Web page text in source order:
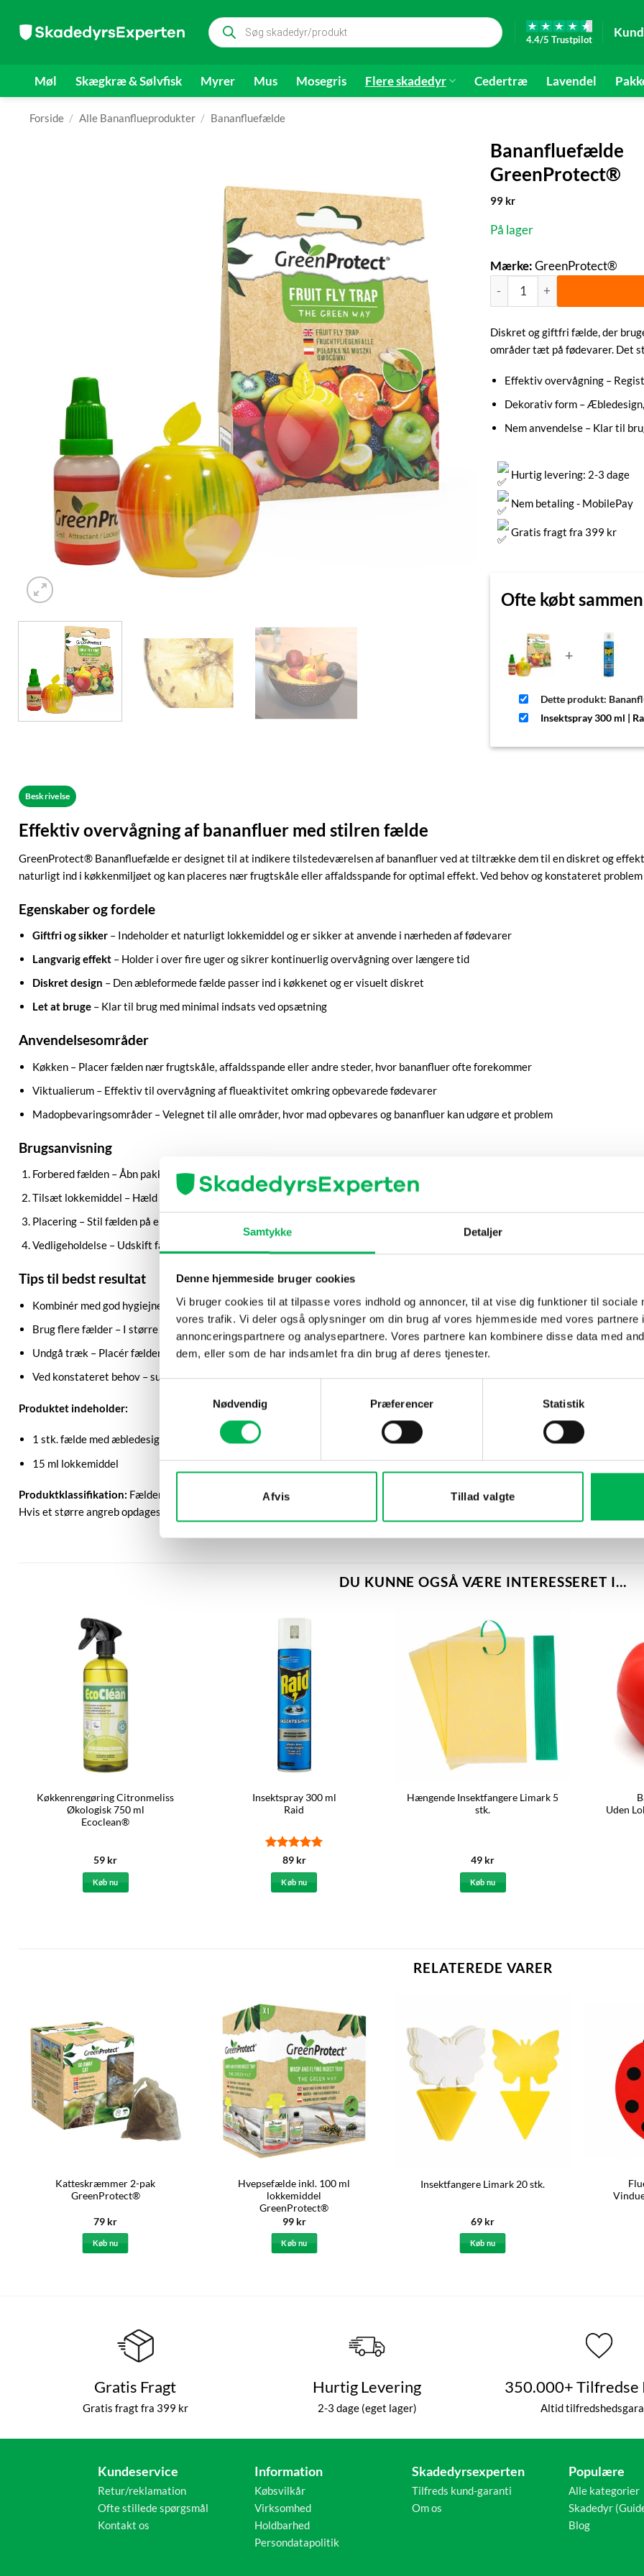
Samtykke Detaljer
Denne hjemmeside bruger cookies
Vi bruger cookies til at tilpasse vores indhold og annoncer, til at vise dig funktioner til sociale
vores trafik. Vi deler også oplysninger om din brug af vores hjemmeside med vores partnere
annonceringspartnere og analysepartnere. Vores partnere kan kombinere disse data med
dem, eller som de har indsamlet fra din brug af deres tjenester.
Nødvendig
Præferencer Statistik
Afvis Tillad valgte
indhold
Products
search
4.4/5 Trustpilot
Møl Skægkræ & Sølvfisk Myrer Mus Mosegris Flere skadedyr Cedertræ Lavendel
Forside / Alle Bananflueprodukter / Bananfluefælde
Bananfluefælde
GreenProtect®
99 kr
På lager
Mærke:GreenProtect®
Bananfluefælde |
Diskret og giftfri fælde, der
områder tæt på fødevarer. Det
Effektiv overvågning –
Dekorativ form –
Nem anvendelse – Klar til
Hurtig levering: 2-3 dage
Nem betaling - MobilePay
Gratis fragt fra 399 kr
Ofte købt
+
Dette produkt:
Insektspray 300 ml |
Beskrivelse
Effektiv overvågning af bananfluer med stilren fælde
GreenProtect® Bananfluefælde er designet til at indikere tilstedeværelsen af bananfluer ved at tiltrække dem til en diskret og
naturligt ind i køkkenmiljøet og kan placeres nær frugtskåle eller affaldsspande for optimal effekt. Ved behov og konstateret
Egenskaber og fordele
Giftfri og sikker – Indeholder et naturligt lokkemiddel og er sikker at anvende i nærheden af fødevarer
Langvarig effekt – Holder i over fire uger og sikrer kontinuerlig overvågning over længere tid
Diskret design – Den æbleformede fælde passer ind i køkkenet og er visuelt diskret
Let at bruge – Klar til brug med minimal indsats ved opsætning
Anvendelsesområder
Køkken – Placer fælden nær frugtskåle, affaldsspande eller andre steder, hvor bananfluer ofte forekommer
Viktualierum – Effektiv til overvågning af flueaktivitet omkring opbevarede fødevarer
Madopbevaringsområder – Velegnet til alle områder, hvor mad opbevares og bananfluer kan udgøre et problem
Brugsanvisning
Forbered fælden – Åbn pakken og tag fælden ud
Tilsæt lokkemiddel – Hæld det medfølgende lokkemiddel i som anvist
Placering – Stil fælden på en plan overflade tæt på steder, hvor bananfluer er blevet observeret
Vedligeholdelse – Udskift fælden efter ca. fire uger eller når den er fuld, for at opretholde effektiv overvågning
Tips til bedst resultat
Kombinér med god hygiejne – Hold køkkenet rent og fjern overmoden frugt for at mindske tiltrækningen
Brug flere fælder – I større områder kan flere fælder øge effektiviteten
Undgå træk – Placér fælden i områder uden kraftig luftcirkulation
Ved konstateret behov – suppler medRaid Insektsspray.
Produktet indeholder:
1 stk. fælde med æbledesign
15 ml lokkemiddel
Produktklassifikation: Fælden er specielt designet til effektivt at tiltrække skadedyr og hurtigt afsløre angreb. Mekanisk fælde
Hvis et større angreb opdages, og det ikke kan løses ved rengøring eller nedfrysning, kan bekæmpelsesmidler anvendes. Produktet
DU KUNNE OGSÅ VÆRE INTERESSERET I…
Køkkenrengøring Citronmeliss
Økologisk 750 ml
Ecoclean®
59 kr
Køb nu
Insektspray 300 ml
Raid
Vurderet
ud af 5
89 kr
Køb nu
Hængende Insektfangere Limark 5
stk.
49 kr
Køb nu
Uden
RELATEREDE VARER
Katteskræmmer 2-pak
GreenProtect®
79 kr
Køb nu
Hvepsefælde inkl. 100 ml
lokkemiddel
GreenProtect®
99 kr
Køb nu
Insektfangere Limark 20 stk.
69 kr
Køb nu
Gratis Fragt
Gratis fragt fra 399 kr
Hurtig Levering
2-3 dage (eget lager)
350.000+ Tilfredse
Altid
Kundeservice
Retur/reklamation
Ofte stillede spørgsmål
Kontakt os
Information
Købsvilkår
Virksomhed
Holdbarhed
Persondatapolitik
Skadedyrsexperten
Tilfreds kund-garanti
Om os
Populære
Alle kategorier
Skadedyr
Blog